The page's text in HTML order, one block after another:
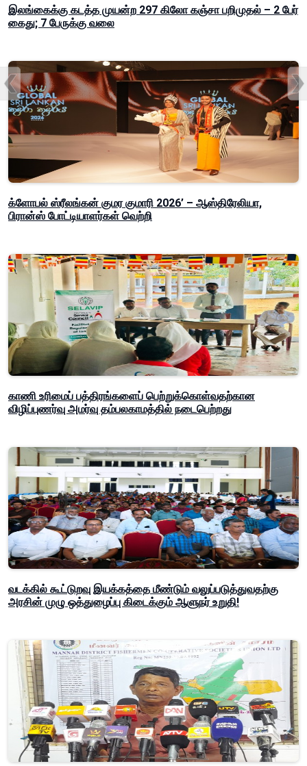
இலங்கைக்கு கடத்த முயன்ற 297 கிலோ கஞ்சா பறிமுதல் – 2 பேர்
கைது; 7 பேருக்கு வலை
க்ளோபல் ஸ்ரீலங்கன் குமர குமாரி 2026’ – ஆஸ்திரேலியா,
பிரான்ஸ் போட்டியாளர்கள் வெற்றி
காணி உரிமைப் பத்திரங்களைப் பெற்றுக்கொள்வதற்கான
விழிப்புணர்வு அமர்வு தம்பலகாமத்தில் நடைபெற்றது
வடக்கில் கூட்டுறவு இயக்கத்தை மீண்டும் வலுப்படுத்துவதற்கு
அரசின் முழு ஒத்துழைப்பு கிடைக்கும் ஆளுநர் உறுதி!